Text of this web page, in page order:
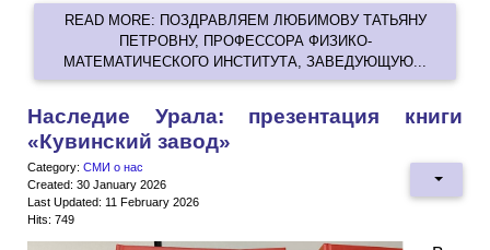
READ MORE: ПОЗДРАВЛЯЕМ ЛЮБИМОВУ ТАТЬЯНУ
ПЕТРОВНУ, ПРОФЕССОРА ФИЗИКО-
МАТЕМАТИЧЕСКОГО ИНСТИТУТА, ЗАВЕДУЮЩУЮ...
Наследие Урала: презентация книги
«Кувинский завод»
Category: СМИ о нас
Created: 30 January 2026
Last Updated: 11 February 2026
Hits: 749